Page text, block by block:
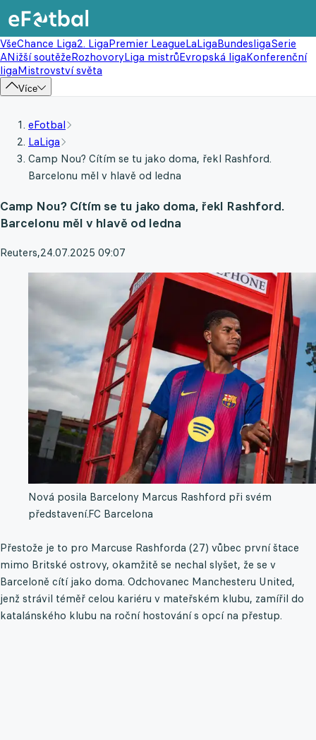
VšeChance Liga2. LigaPremier LeagueLaLigaBundesligaSerie
ANižší soutěžeRozhovoryLiga mistrůEvropská ligaKonferenční
ligaMistrovství světa
Více
eFotbal
LaLiga
Camp Nou? Cítím se tu jako doma, řekl Rashford.
Barcelonu měl v hlavě od ledna
Camp Nou? Cítím se tu jako doma, řekl Rashford.
Barcelonu měl v hlavě od ledna
Reuters,24.07.2025 09:07
Nová posila Barcelony Marcus Rashford při svém
představení.FC Barcelona
Přestože je to pro Marcuse Rashforda (27) vůbec první štace
mimo Britské ostrovy, okamžitě se nechal slyšet, že se v
Barceloně cítí jako doma. Odchovanec Manchesteru United,
jenž strávil téměř celou kariéru v mateřském klubu, zamířil do
katalánského klubu na roční hostování s opcí na přestup.